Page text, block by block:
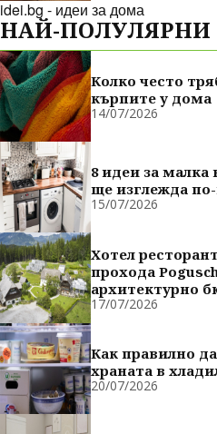
idei.bg - идеи за дома
НАЙ-ПОЛУЛЯРНИ
Колко често
кърпите у дома
14/07/2026
8 идеи за малка
ще изглежда
15/07/2026
Хотел
прохода
архитектурно
духовно сродни
17/07/2026
Как правилно
храната в
20/07/2026